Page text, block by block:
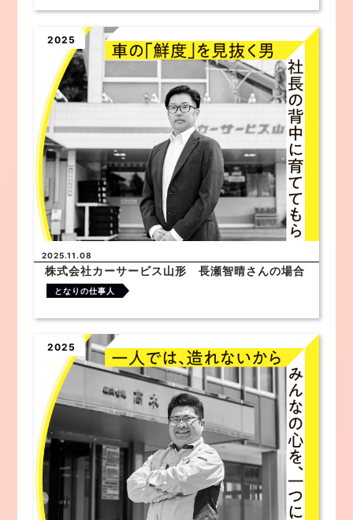
2025
2025.11.08
株式会社カーサービス山形 長瀬智晴さんの場合
となりの仕事人
2025